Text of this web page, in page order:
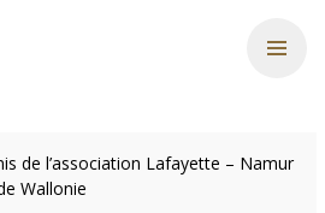
de l’association Lafayette – Namur
Wallonie